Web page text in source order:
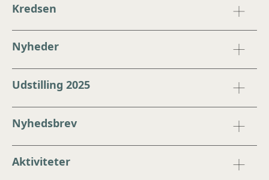
Kredsen
Nyheder
Udstilling 2025
Nyhedsbrev
Aktiviteter